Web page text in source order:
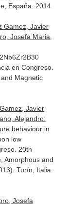
España. 2014
Gamez, Javier
Josefa Maria,
en Congreso.
Magnetic
Javier
Alejandro:
behaviour in
low
20th
Amorphous and
Turín, Italia.
Josefa